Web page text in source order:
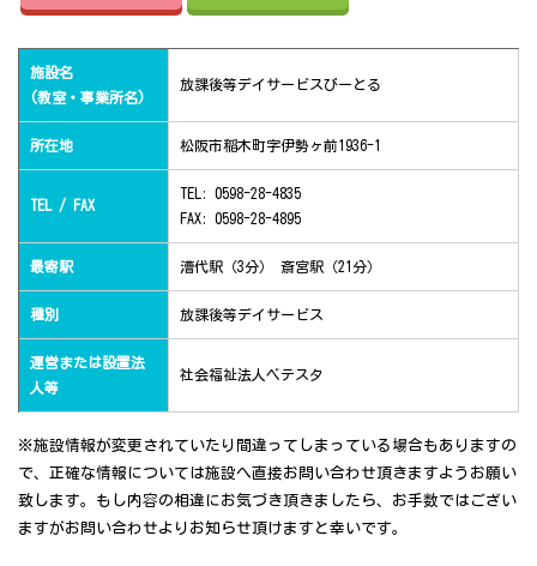
施設名
(教室・事業所名)
放課後等デイサービスびーとる
所在地 松阪市稲木町字伊勢ヶ前1936-1
TEL / FAX
TEL: 0598-28-4835
FAX: 0598-28-4895
最寄駅 漕代駅（3分） 斎宮駅（21分）
種別 放課後等デイサービス
運営または設置法
人等
社会福祉法人ベテスタ
※施設情報が変更されていたり間違ってしまっている場合もありますの
で、正確な情報については施設へ直接お問い合わせ頂きますようお願い
致します。もし内容の相違にお気づき頂きましたら、お手数ではござい
ますがお問い合わせよりお知らせ頂けますと幸いです。